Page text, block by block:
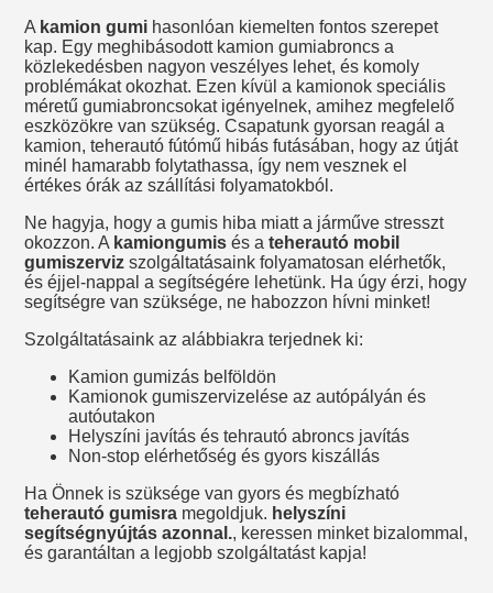
A kamion gumi hasonlóan kiemelten fontos szerepet
kap. Egy meghibásodott kamion gumiabroncs a
közlekedésben nagyon veszélyes lehet, és komoly
problémákat okozhat. Ezen kívül a kamionok speciális
méretű gumiabroncsokat igényelnek, amihez megfelelő
eszközökre van szükség. Csapatunk gyorsan reagál a
kamion, teherautó fútómű hibás futásában, hogy az útját
minél hamarabb folytathassa, így nem vesznek el
értékes órák az szállítási folyamatokból.
Ne hagyja, hogy a gumis hiba miatt a járműve stresszt
okozzon. A kamiongumis és ateherautó mobil
gumiszerviz szolgáltatásaink folyamatosan elérhetők,
és éjjel-nappal a segítségére lehetünk. Ha úgy érzi, hogy
segítségre van szüksége, ne habozzon hívni minket!
Szolgáltatásaink az alábbiakra terjednek ki:
Kamion gumizás belföldön
Kamionok gumiszervizelése az autópályán és
autóutakon
Helyszíni javítás és tehrautó abroncs javítás
Non-stop elérhetőség és gyors kiszállás
Ha Önnek is szüksége van gyors és megbízható
teherautó gumisra megoldjuk. helyszíni
segítségnyújtás azonnal., keressen minket bizalommal,
és garantáltan a legjobb szolgáltatást kapja!